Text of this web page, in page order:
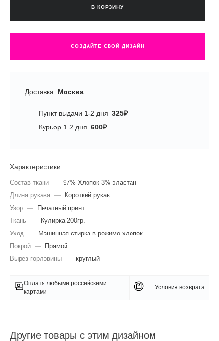
В КОРЗИНУ
СОЗДАЙТЕ СВОЙ ДИЗАЙН
Доставка: Москва
Пункт выдачи 1-2 дня 325₽
Курьер 1-2 дня 600₽
Характеристики
Состав ткани — 97% Хлопок 3% эластан
Длина рукава — Короткий рукав
Узор — Печатный принт
Ткань — Кулирка 200гр.
Уход — Машинная стирка в режиме хлопок
Покрой — Прямой
Вырез горловины — круглый
Оплата любыми российскими
картами
Условия возврата
Другие товары с этим дизайном